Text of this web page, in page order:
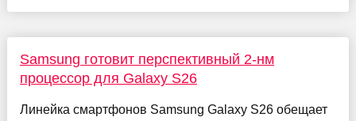
Samsung готовит перспективный 2-нм
процессор для Galaxy S26
Линейка смартфонов Samsung Galaxy S26 обещает